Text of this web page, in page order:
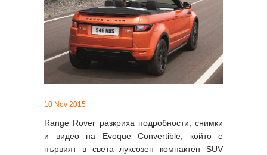
10 Nov 2015
Range Rover разкриха подробности, снимки
и видео на Evoque Convertible, който е
първият в света луксозен компактен SUV